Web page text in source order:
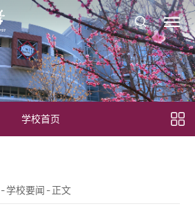
学校首页
-学校要闻 -正文